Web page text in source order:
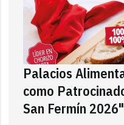
Palacios
como
San Fermín 2026"